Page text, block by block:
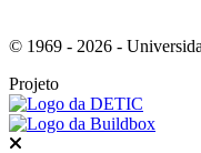
© 1969 - 2026 -
Projeto